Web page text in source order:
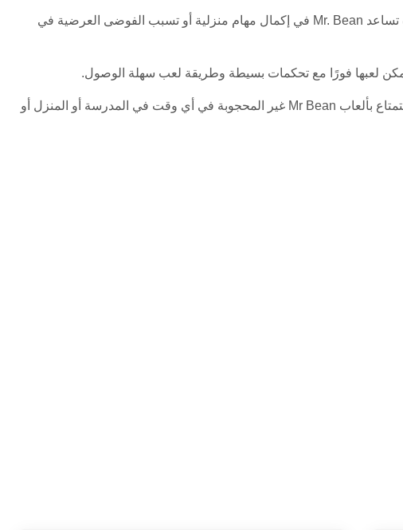
الرسومات الملونة، والتحكمات البسيطة، والفكاهة المناسبة للعائلة تجعل هذه الألعاب ممتعة للاعبين من جميع الأعمار. سواء كنت تساعد Mr. Bean في إكمال مهام منزلية أو تسبب الفوضى العرضية في
واحدة من أكبر مزايا ألعاب Mr Bean بتقنية HTML5 هي إمكانية لعبها مباشرة في متصفحك دون الحاجة إلى تحميلات. يمكنك الاستمتاع بألعاب Mr Bean غير المحجوبة في أي وقت في المدرسة أو المنزل أو